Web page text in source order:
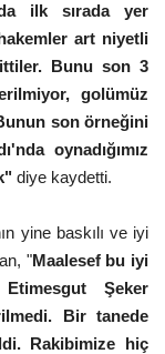
ilk sırada yer
art niyetli
Bunu son 3
golümüz
son örneğini
oynadığımız
diye kaydetti.
yine baskılı ve iyi
"Maalesef bu iyi
Şeker
Bir tanede
Rakibimize hiç